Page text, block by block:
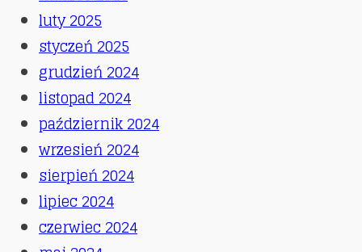
luty 2025
styczeń 2025
grudzień 2024
listopad 2024
październik 2024
wrzesień 2024
sierpień 2024
lipiec 2024
czerwiec 2024